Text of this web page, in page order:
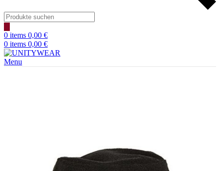
0 items 0,00 €
0 items 0,00 €
Menu